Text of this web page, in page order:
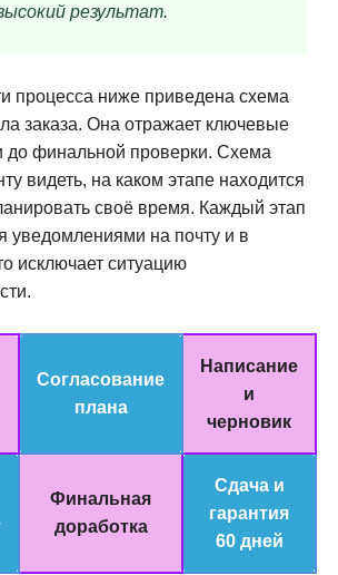
результат.
процесса ниже приведена схема
заказа. Она отражает ключевые
до финальной проверки. Схема
видеть, на каком этапе находится
своё время. Каждый этап
уведомлениями на почту и в
исключает ситуацию
Согласование
плана
Написание
и
черновик
Финальная
доработка
Сдача и
гарантия
60 дней